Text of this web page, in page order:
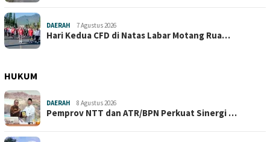
DAERAH 7 Agustus 2026
Hari Kedua CFD di Natas Labar Motang Rua…
HUKUM
DAERAH 8 Agustus 2026
Pemprov NTT dan ATR/BPN Perkuat Sinergi …